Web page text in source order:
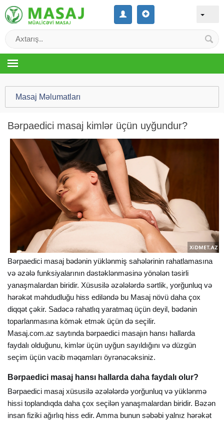
Masaj Məlumatları
Bərpaedici masaj kimlər üçün uyğundur?
Bərpaedici masaj bədənin yüklənmiş sahələrinin rahatlamasına
və əzələ funksiyalarının dəstəklənməsinə yönələn təsirli
yanaşmalardan biridir. Xüsusilə əzələlərdə sərtlik, yorğunluq və
hərəkət məhdudluğu hiss ediləndə bu Masaj növü daha çox
diqqət çəkir. Sadəcə rahatlıq yaratmaq üçün deyil, bədənin
toparlanmasına kömək etmək üçün də seçilir.
Masaj.com.az saytında bərpaedici masajın hansı hallarda
faydalı olduğunu, kimlər üçün uyğun sayıldığını və düzgün
seçim üçün vacib məqamları öyrənəcəksiniz.
Bərpaedici masaj hansı hallarda daha faydalı olur?
Bərpaedici masaj xüsusilə əzələlərdə yorğunluq və yüklənmə
hissi toplandıqda daha çox seçilən yanaşmalardan biridir. Bəzən
insan fiziki ağırlıq hiss edir. Amma bunun səbəbi yalnız hərəkət